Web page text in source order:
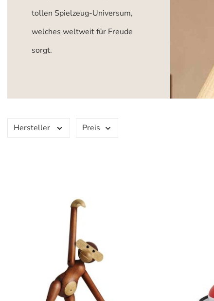
tollen Spielzeug-Universum,
welches weltweit für Freude
sorgt.
Hersteller Preis